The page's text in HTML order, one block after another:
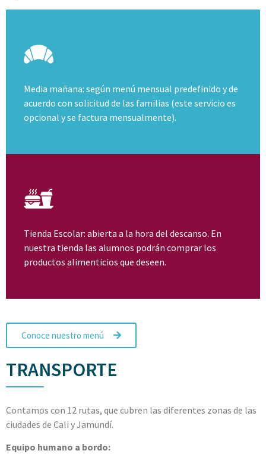
Media mañana: según menú mensual predefinido y de
acuerdo con solicitud de las familias (este servicio es
opcional y se factura mensualmente).
Tienda Escolar: abierta a la hora del descanso. En
nuestra tienda las alumnos podrán comprar los
productos alimenticios que deseen.
Conoce nuestro menú
TRANSPORTE
Contamos con 12 rutas, que cubren las diferentes zonas de las
ciudades de Cali y Jamundí.
Equipo humano a bordo: